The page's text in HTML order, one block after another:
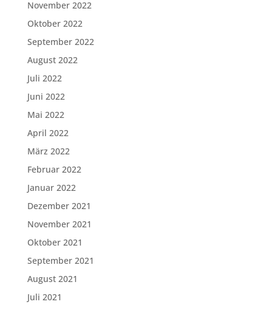
November 2022
Oktober 2022
September 2022
August 2022
Juli 2022
Juni 2022
Mai 2022
April 2022
März 2022
Februar 2022
Januar 2022
Dezember 2021
November 2021
Oktober 2021
September 2021
August 2021
Juli 2021